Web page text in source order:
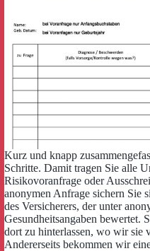
Kurz und knapp
Schritte. Damit tragen Sie alle
Risikovoranfrage oder
anonymen Anfrage sichern Sie
des Versicherers, der unter
Gesundheitsangaben bewertet.
dort zu hinterlassen, wo wir sie
Andererseits bekommen wir